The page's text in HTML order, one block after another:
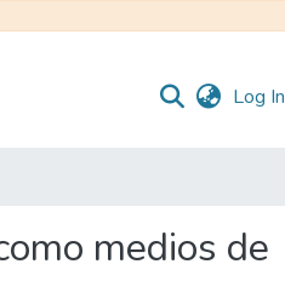
Log In
medios de